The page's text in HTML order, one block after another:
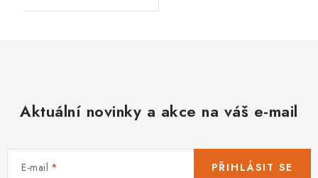
Aktuální novinky a akce na váš e-mail
E-mail PŘIHLÁSIT SE